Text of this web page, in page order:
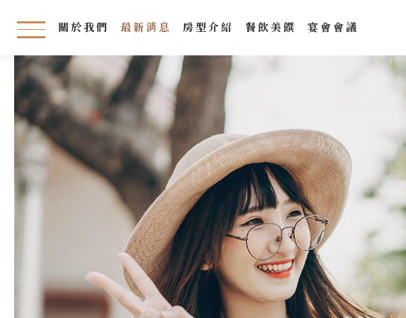
關於我們 最新消息 房型介紹 餐飲美饌 宴會會議